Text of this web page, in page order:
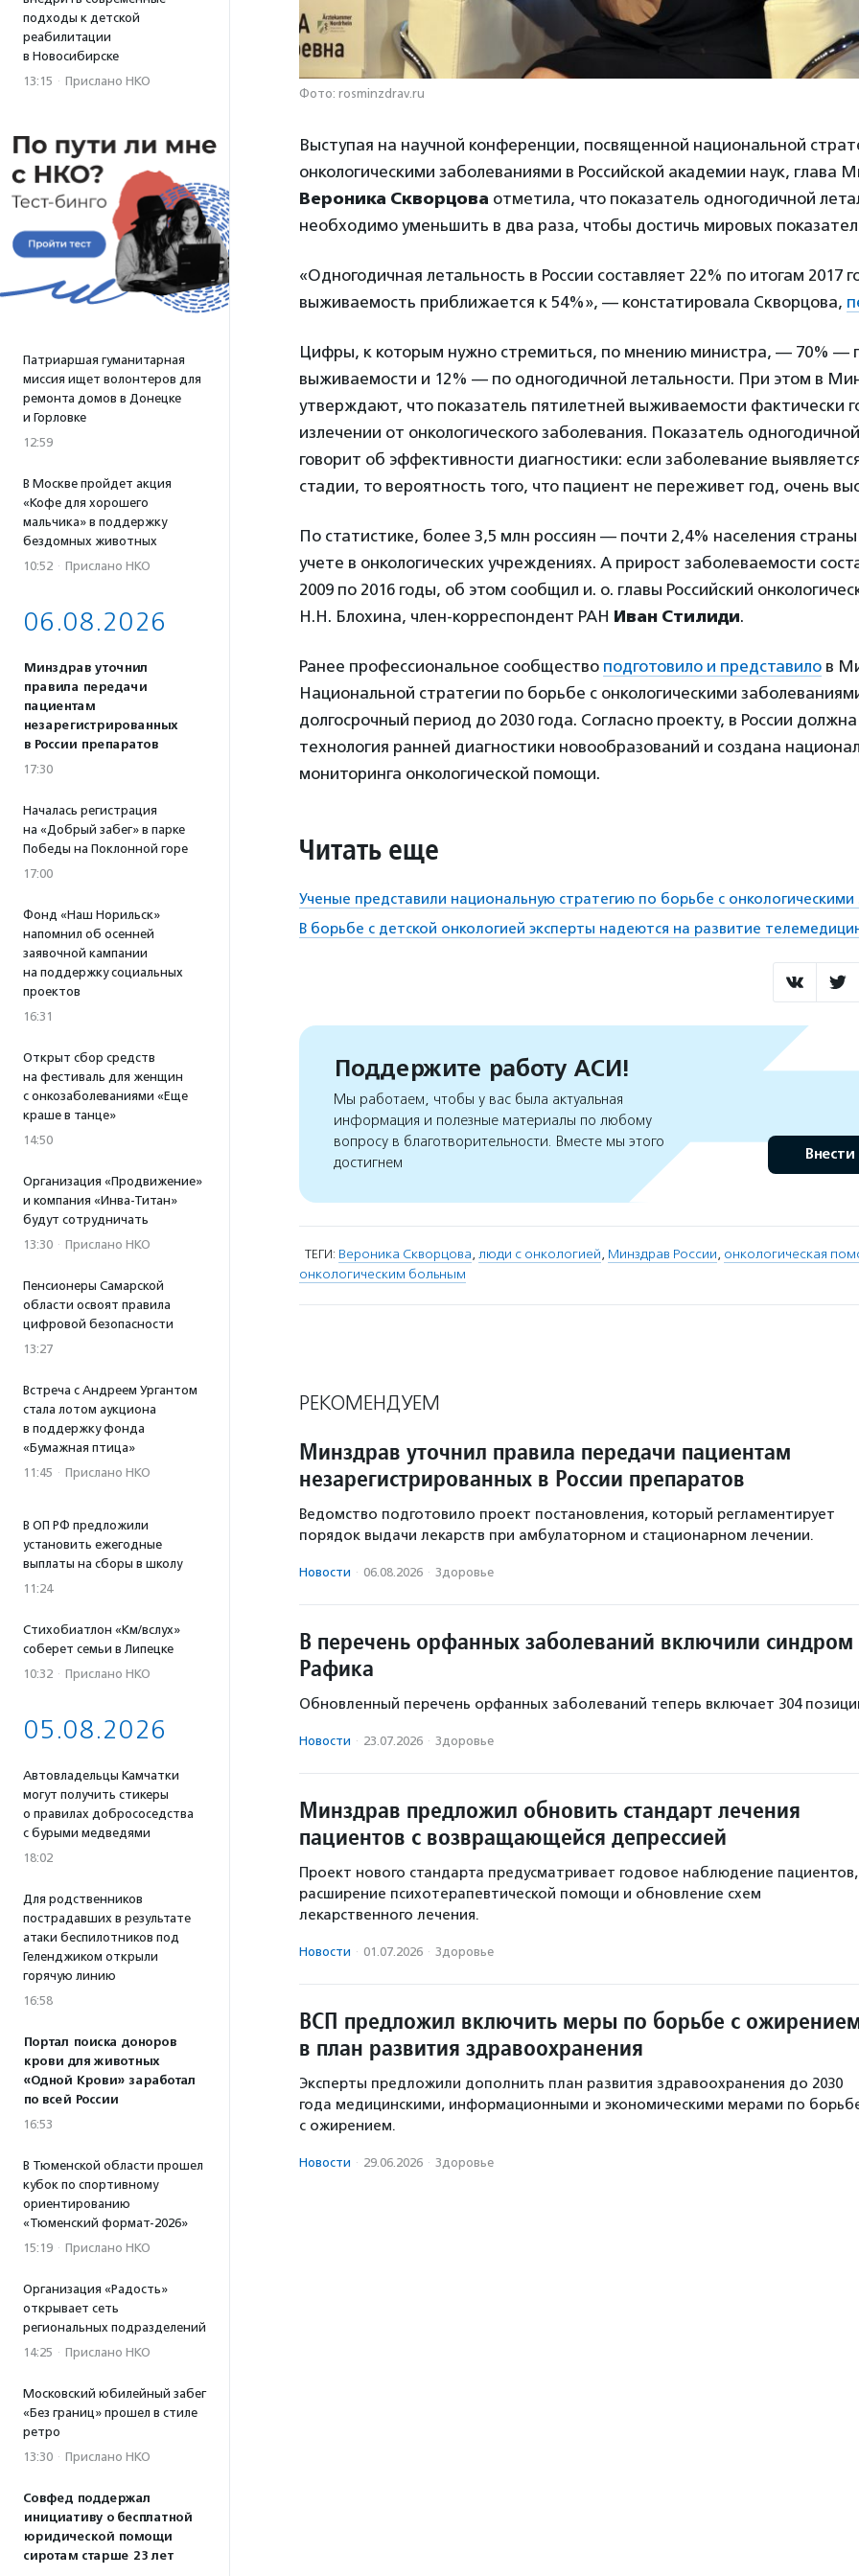
подходы к детской
реабилитации
в Новосибирске
13:15 · Прислано НКО
Патриаршая гуманитарная
миссия ищет волонтеров для
ремонта домов в Донецке
и Горловке
12:59
В Москве пройдет акция
«Кофе для хорошего
мальчика» в поддержку
бездомных животных
10:52 · Прислано НКО
06.08.2026
Минздрав уточнил
правила передачи
пациентам
незарегистрированных
в России препаратов
17:30
Началась регистрация
на «Добрый забег» в парке
Победы на Поклонной горе
17:00
Фонд «Наш Норильск»
напомнил об осенней
заявочной кампании
на поддержку социальных
проектов
16:31
Открыт сбор средств
на фестиваль для женщин
с онкозаболеваниями «Еще
краше в танце»
14:50
Организация «Продвижение»
и компания «Инва-Титан»
будут сотрудничать
13:30 · Прислано НКО
Пенсионеры Самарской
области освоят правила
цифровой безопасности
13:27
Встреча с Андреем Ургантом
стала лотом аукциона
в поддержку фонда
«Бумажная птица»
11:45 · Прислано НКО
В ОП РФ предложили
установить ежегодные
выплаты на сборы в школу
11:24
Стихобиатлон «Км/вслух»
соберет семьи в Липецке
10:32 · Прислано НКО
05.08.2026
Автовладельцы Камчатки
могут получить стикеры
о правилах добрососедства
с бурыми медведями
18:02
Для родственников
пострадавших в результате
атаки беспилотников под
Геленджиком открыли
горячую линию
16:58
Портал поиска доноров
крови для животных
«Одной Крови» заработал
по всей России
16:53
В Тюменской области прошел
кубок по спортивному
ориентированию
«Тюменский формат-2026»
15:19 · Прислано НКО
Организация «Радость»
открывает сеть
региональных подразделений
14:25 · Прислано НКО
Московский юбилейный забег
«Без границ» прошел в стиле
ретро
13:30 · Прислано НКО
Совфед поддержал
инициативу о бесплатной
юридической помощи
сиротам старше 23 лет
Фото: rosminzdrav.ru
Выступая на научной конференции, посвященной национальной
онкологическими заболеваниями в Российской академии наук, глава
Вероника Скворцова отметила, что показатель одногодичной
необходимо уменьшить в два раза, чтобы достичь мировых
«Одногодичная летальность в России составляет 22% по итогам 2017
выживаемость приближается к 54%», — констатировала Скворцова,
Цифры, к которым нужно стремиться, по мнению министра, — 70% —
выживаемости и 12% — по одногодичной летальности. При этом в
утверждают, что показатель пятилетней выживаемости фактически
излечении от онкологического заболевания. Показатель
говорит об эффективности диагностики: если заболевание
стадии, то вероятность того, что пациент не переживет год, очень
По статистике, более 3,5 млн россиян — почти 2,4% населения
учете в онкологических учреждениях. А прирост заболеваемости
2009 по 2016 годы, об этом сообщил и. о. главы Российский
Н.Н. Блохина, член-корреспондент РАН Иван Стилиди.
Ранее профессиональное сообщество подготовило и представило в
Национальной стратегии по борьбе с онкологическими
долгосрочный период до 2030 года. Согласно проекту, в России
технология ранней диагностики новообразований и создана
мониторинга онкологической помощи.
Читать еще
Ученые представили национальную стратегию по борьбе с
В борьбе с детской онкологией эксперты надеются на развитие
Поддержите работу АСИ!
Мы работаем, чтобы у вас была актуальная
информация и полезные материалы по любому
вопросу в благотворительности. Вместе мы этого
достигнем
Внести
ТЕГИ: Вероника Скворцова, люди с онкологией, Минздрав России, онкологическая
онкологическим больным
РЕКОМЕНДУЕМ
Минздрав уточнил правила передачи пациентам
незарегистрированных в России препаратов
Ведомство подготовило проект постановления, который регламентирует
порядок выдачи лекарств при амбулаторном и стационарном лечении.
Новости · 06.08.2026 · Здоровье
В перечень орфанных заболеваний включили синдром
Рафика
Обновленный перечень орфанных заболеваний теперь включает 304
Новости · 23.07.2026 · Здоровье
Минздрав предложил обновить стандарт лечения
пациентов с возвращающейся депрессией
Проект нового стандарта предусматривает годовое наблюдение пациентов,
расширение психотерапевтической помощи и обновление схем
лекарственного лечения.
Новости · 01.07.2026 · Здоровье
ВСП предложил включить меры по борьбе с
в план развития здравоохранения
Эксперты предложили дополнить план развития здравоохранения до 2030
года медицинскими, информационными и экономическими мерами по
с ожирением.
Новости · 29.06.2026 · Здоровье